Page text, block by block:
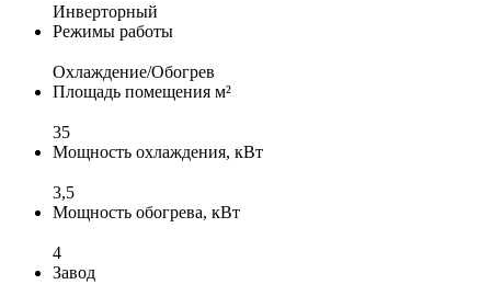
Инверторный
Режимы работы
Охлаждение/Обогрев
Площадь помещения м²
35
Мощность охлаждения, кВт
3,5
Мощность обогрева, кВт
4
Завод